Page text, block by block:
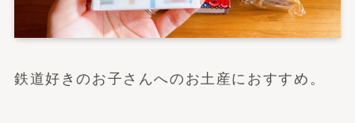
鉄道好きのお子さんへのお土産におすすめ。